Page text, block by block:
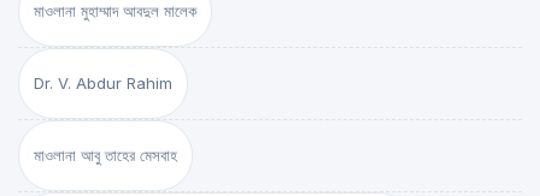
মাওলানা মুহাম্মাদ আবদুল মালেক
Dr. V. Abdur Rahim
মাওলানা আবু তাহের মেসবাহ